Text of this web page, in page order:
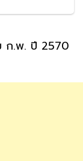
ก.พ. ปี 2570